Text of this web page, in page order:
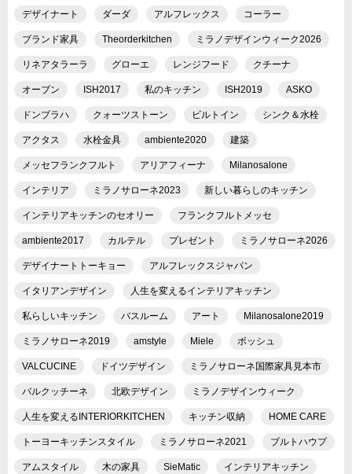
デザイナート ダーダ アルフレックス コーラー
ブランド家具 Theorderkitchen ミラノデザインウィーク2026
リネアタラーラ グローエ レンジフード クチーナ
オーブン ISH2017 私のキッチン ISH2019 ASKO
ドンブラハ クォーツストーン ビルトイン シンク＆水栓
アクタス 水栓金具 ambiente2020 建築
メッセフランクフルト アリアフィーナ Milanosalone
インテリア ミラノサローネ2023 新しい暮らしのキッチン
インテリアキッチンのセオリー フランクフルトメッセ
ambiente2017 カルテル プレゼント ミラノサローネ2026
デザイナートトーキョー アルフレックスジャパン
イタリアンデザイン 人生を変えるインテリアキッチン
私らしいキッチン バスルーム アート Milanosalone2019
ミラノサローネ2019 amstyle Miele ボッシュ
VALCUCINE ドイツデザイン ミラノサローネ国際家具見本市
バルクッチーネ 北欧デザイン ミラノデザインウィーク
人生を変えるINTERIORKITCHEN キッチン収納 HOME CARE
トーヨーキッチンスタイル ミラノサローネ2021 ブルトハウプ
アムスタイル 木の家具 SieMatic インテリアキッチン